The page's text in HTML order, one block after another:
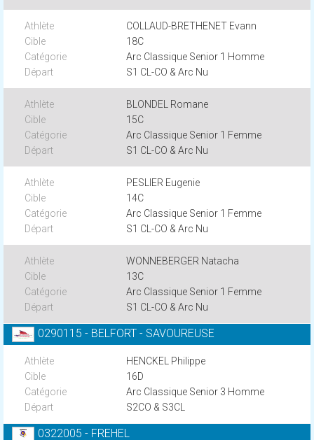
COLLAUD-BRETHENET Evann
18C
Arc Classique Senior 1 Homme
S1 CL-CO & Arc Nu
BLONDEL Romane
15C
Arc Classique Senior 1 Femme
S1 CL-CO & Arc Nu
PESLIER Eugenie
14C
Arc Classique Senior 1 Femme
S1 CL-CO & Arc Nu
WONNEBERGER Natacha
13C
Arc Classique Senior 1 Femme
S1 CL-CO & Arc Nu
0290115 - BELFORT - SAVOUREUSE
HENCKEL Philippe
16D
Arc Classique Senior 3 Homme
S2CO & S3CL
0322005 - FREHEL